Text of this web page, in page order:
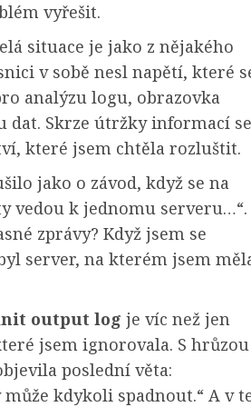
vyřešit.
situace je jako z nějakého
v sobě nesl napětí, které
analýzu logu, obrazovka
dat. Skrze útržky informací se
které jsem chtěla rozluštit.
jako o závod, když se na
vedou k jednomu serveru…“.
zprávy? Když jsem se
server, na kterém jsem
output log je víc než jen
jsem ignorovala. S hrůzou
poslední věta:
kdykoli spadnout.“ A v